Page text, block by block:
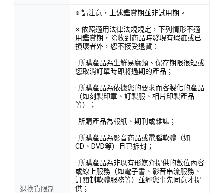
退換貨限制
※ 請注意，上述鑑賞期並非試用期。
※ 依照適用法律法規規定，下列情形不適
用鑑賞期，除收到商品時發現有瑕疵或已
損壞者外，恕不接受退貨：
· 所購產品為生鮮易腐類、保存期限很短或
您取消訂單時即將過期的產品；
· 所購產品為依據您的要求而客製化的產品
（如刻製印章、訂製服、相片印製產品
等）；
· 所購產品為報紙、期刊或雜誌；
· 所購產品為影音商品或電腦軟體（如
CD、DVD等）且已拆封；
· 所購產品為非以有形媒介提供的數位內容
或線上服務（如電子書、影音串流服務、
訂閱制軟體服務等）並經您事先同意才提
供；